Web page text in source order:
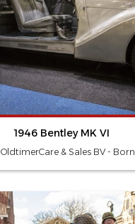
1946 Bentley MK VI
OldtimerCare & Sales BV - Born